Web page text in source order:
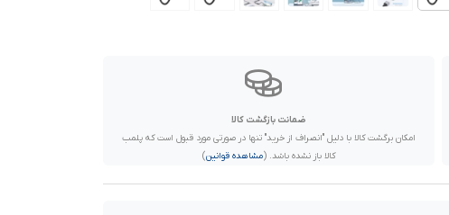
ضمانت بازگشت کالا
امکان برگشت کالا با دلیل "انصراف از خرید" تنها در صورتی مورد قبول است که پلمب
کالا باز نشده باشد. (مشاهده قوانین)